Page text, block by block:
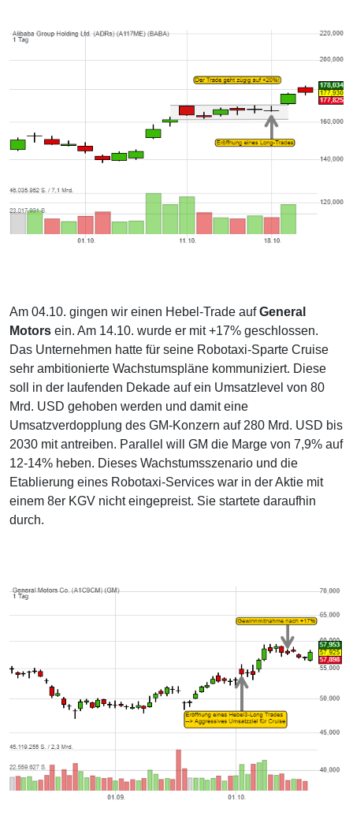
Am 04.10. gingen wir einen Hebel-Trade aufGeneral
Motors ein. Am 14.10. wurde er mit +17% geschlossen.
Das Unternehmen hatte für seine Robotaxi-Sparte Cruise
sehr ambitionierte Wachstumspläne kommuniziert. Diese
soll in der laufenden Dekade auf ein Umsatzlevel von 80
Mrd. USD gehoben werden und damit eine
Umsatzverdopplung des GM-Konzern auf 280 Mrd. USD bis
2030 mit antreiben. Parallel will GM die Marge von 7,9% auf
12-14% heben. Dieses Wachstumsszenario und die
Etablierung eines Robotaxi-Services war in der Aktie mit
einem 8er KGV nicht eingepreist. Sie startete daraufhin
durch.